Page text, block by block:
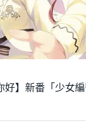
好】新番「少女